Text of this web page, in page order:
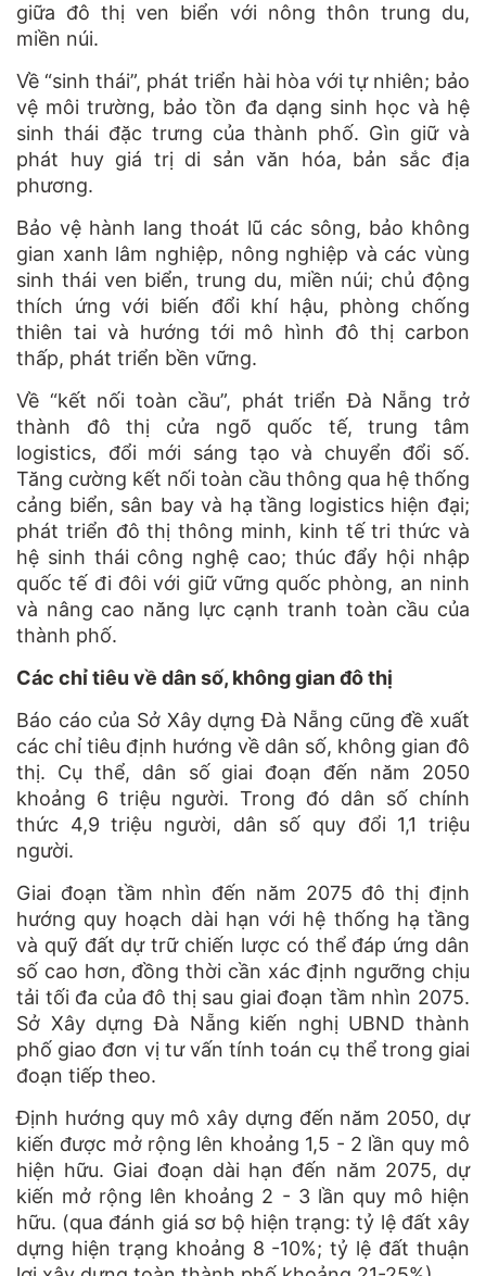
giữa đô thị ven biển với nông thôn trung du,
miền núi.
Về “sinh thái”, phát triển hài hòa với tự nhiên; bảo
vệ môi trường, bảo tồn đa dạng sinh học và hệ
sinh thái đặc trưng của thành phố. Gìn giữ và
phát huy giá trị di sản văn hóa, bản sắc địa
phương.
Bảo vệ hành lang thoát lũ các sông, bảo không
gian xanh lâm nghiệp, nông nghiệp và các vùng
sinh thái ven biển, trung du, miền núi; chủ động
thích ứng với biến đổi khí hậu, phòng chống
thiên tai và hướng tới mô hình đô thị carbon
thấp, phát triển bền vững.
Về “kết nối toàn cầu”, phát triển Đà Nẵng trở
thành đô thị cửa ngõ quốc tế, trung tâm
logistics, đổi mới sáng tạo và chuyển đổi số.
Tăng cường kết nối toàn cầu thông qua hệ thống
cảng biển, sân bay và hạ tầng logistics hiện đại;
phát triển đô thị thông minh, kinh tế tri thức và
hệ sinh thái công nghệ cao; thúc đẩy hội nhập
quốc tế đi đôi với giữ vững quốc phòng, an ninh
và nâng cao năng lực cạnh tranh toàn cầu của
thành phố.
Các chỉ tiêu về dân số, không gian đô thị
Báo cáo của Sở Xây dựng Đà Nẵng cũng đề xuất
các chỉ tiêu định hướng về dân số, không gian đô
thị. Cụ thể, dân số giai đoạn đến năm 2050
khoảng 6 triệu người. Trong đó dân số chính
thức 4,9 triệu người, dân số quy đổi 1,1 triệu
người.
Giai đoạn tầm nhìn đến năm 2075 đô thị định
hướng quy hoạch dài hạn với hệ thống hạ tầng
và quỹ đất dự trữ chiến lược có thể đáp ứng dân
số cao hơn, đồng thời cần xác định ngưỡng chịu
tải tối đa của đô thị sau giai đoạn tầm nhìn 2075.
Sở Xây dựng Đà Nẵng kiến nghị UBND thành
phố giao đơn vị tư vấn tính toán cụ thể trong giai
đoạn tiếp theo.
Định hướng quy mô xây dựng đến năm 2050, dự
kiến được mở rộng lên khoảng 1,5 - 2 lần quy mô
hiện hữu. Giai đoạn dài hạn đến năm 2075, dự
kiến mở rộng lên khoảng 2 - 3 lần quy mô hiện
hữu. (qua đánh giá sơ bộ hiện trạng: tỷ lệ đất xây
dựng hiện trạng khoảng 8 -10%; tỷ lệ đất thuận